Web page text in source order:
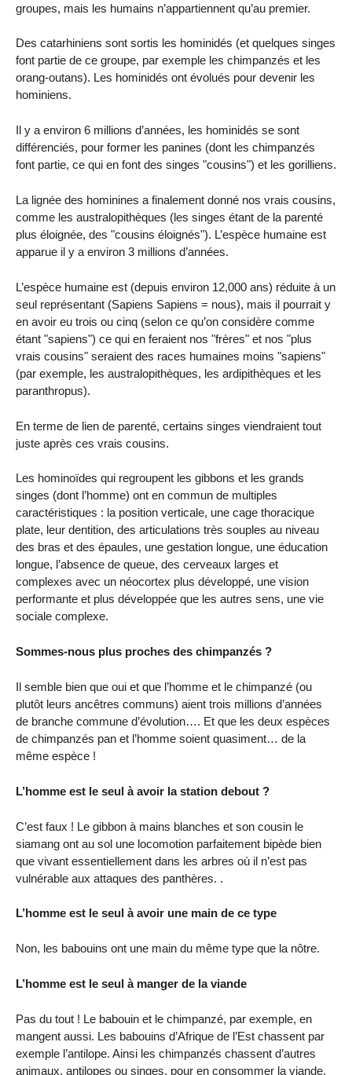
groupes, mais les humains n’appartiennent qu’au premier.
Des catarhiniens sont sortis les hominidés (et quelques singes
font partie de ce groupe, par exemple les chimpanzés et les
orang-outans). Les hominidés ont évolués pour devenir les
hominiens.
Il y a environ 6 millions d’années, les hominidés se sont
différenciés, pour former les panines (dont les chimpanzés
font partie, ce qui en font des singes "cousins") et les gorilliens.
La lignée des hominines a finalement donné nos vrais cousins,
comme les australopithèques (les singes étant de la parenté
plus éloignée, des "cousins éloignés"). L’espèce humaine est
apparue il y a environ 3 millions d’années.
L’espèce humaine est (depuis environ 12,000 ans) réduite à un
seul représentant (Sapiens Sapiens = nous), mais il pourrait y
en avoir eu trois ou cinq (selon ce qu’on considère comme
étant "sapiens") ce qui en feraient nos "frères" et nos "plus
vrais cousins" seraient des races humaines moins "sapiens"
(par exemple, les australopithèques, les ardipithèques et les
paranthropus).
En terme de lien de parenté, certains singes viendraient tout
juste après ces vrais cousins.
Les hominoïdes qui regroupent les gibbons et les grands
singes (dont l’homme) ont en commun de multiples
caractéristiques : la position verticale, une cage thoracique
plate, leur dentition, des articulations très souples au niveau
des bras et des épaules, une gestation longue, une éducation
longue, l’absence de queue, des cerveaux larges et
complexes avec un néocortex plus développé, une vision
performante et plus développée que les autres sens, une vie
sociale complexe.
Sommes-nous plus proches des chimpanzés ?
Il semble bien que oui et que l’homme et le chimpanzé (ou
plutôt leurs ancêtres communs) aient trois millions d’années
de branche commune d’évolution…. Et que les deux espèces
de chimpanzés pan et l’homme soient quasiment… de la
même espèce !
L’homme est le seul à avoir la station debout ?
C’est faux ! Le gibbon à mains blanches et son cousin le
siamang ont au sol une locomotion parfaitement bipède bien
que vivant essentiellement dans les arbres où il n’est pas
vulnérable aux attaques des panthères. .
L’homme est le seul à avoir une main de ce type
Non, les babouins ont une main du même type que la nôtre.
L’homme est le seul à manger de la viande
Pas du tout ! Le babouin et le chimpanzé, par exemple, en
mangent aussi. Les babouins d’Afrique de l’Est chassent par
exemple l’antilope. Ainsi les chimpanzés chassent d’autres
animaux, antilopes ou singes, pour en consommer la viande.